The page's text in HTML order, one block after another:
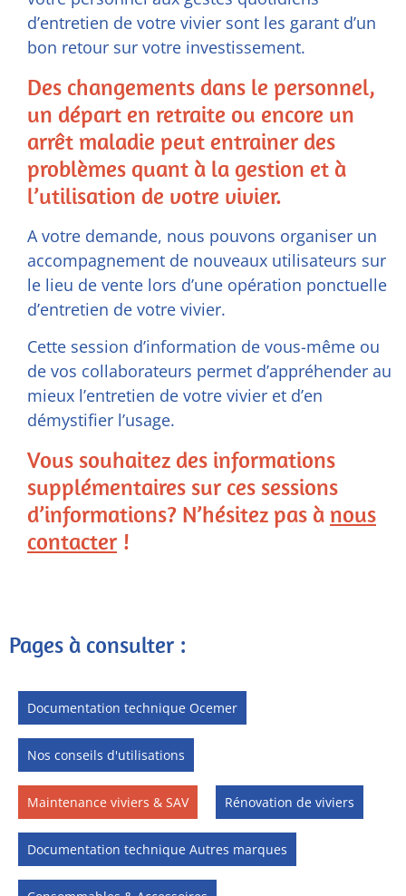
d’entretien de votre vivier sont les garant d’un
bon retour sur votre investissement.
Des changements dans le personnel,
un départ en retraite ou encore un
arrêt maladie peut entrainer des
problèmes quant à la gestion et à
l’utilisation de votre vivier.
A votre demande, nous pouvons organiser un
accompagnement de nouveaux utilisateurs sur
le lieu de vente lors d’une opération ponctuelle
d’entretien de votre vivier.
Cette session d’information de vous-même ou
de vos collaborateurs permet d’appréhender au
mieux l’entretien de votre vivier et d’en
démystifier l’usage.
Vous souhaitez des informations
supplémentaires sur ces sessions
d’informations? N’hésitez pas à nous
contacter !
Pages à consulter :
Documentation technique Ocemer
Nos conseils d'utilisations
Maintenance viviers & SAV Rénovation de viviers
Documentation technique Autres marques